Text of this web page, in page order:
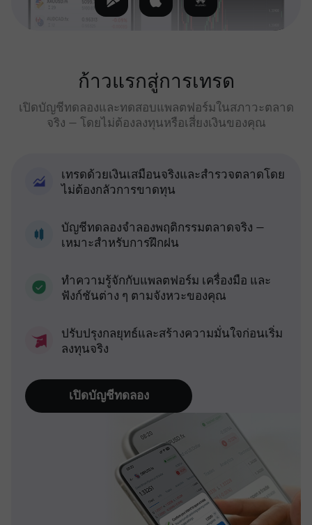
ก้าวแรกสู่การเทรด
เปิดบัญชีทดลองและทดสอบแพลตฟอร์มในสภาวะตลาด
จริง — โดยไม่ต้องลงทุนหรือเสี่ยงเงินของคุณ
เทรดด้วยเงินเสมือนจริงและสำรวจตลาดโดย
ไม่ต้องกลัวการขาดทุน
บัญชีทดลองจำลองพฤติกรรมตลาดจริง —
เหมาะสำหรับการฝึกฝน
ทำความรู้จักกับแพลตฟอร์ม เครื่องมือ และ
ฟังก์ชันต่าง ๆ ตามจังหวะของคุณ
ปรับปรุงกลยุทธ์และสร้างความมั่นใจก่อนเริ่ม
ลงทุนจริง
เปิดบัญชีทดลอง